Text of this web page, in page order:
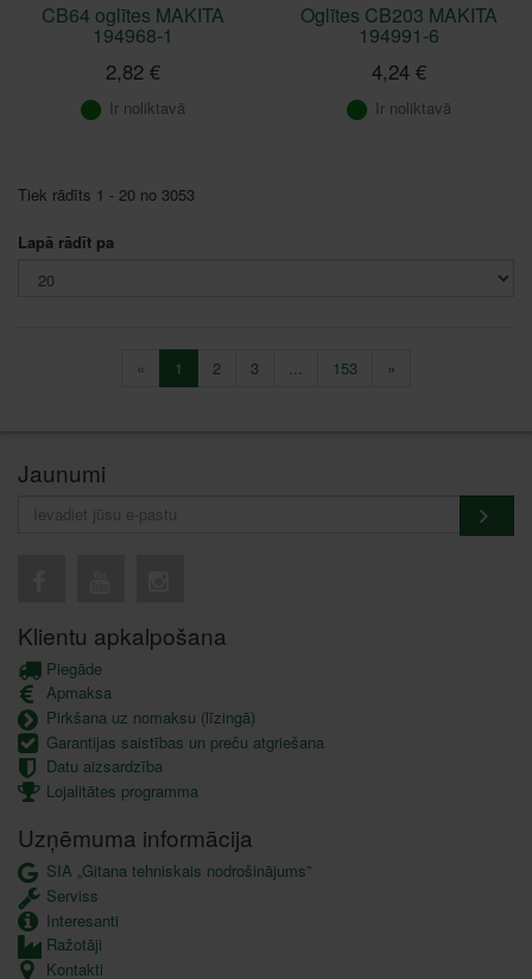
CB64 oglītes MAKITA
194968-1
2,82 €
Ir noliktavā
Oglītes CB203 MAKITA
194991-6
4,24 €
Ir noliktavā
Tiek rādīts 1 - 20 no 3053
Lapā rādīt pa
« 1 2 3 ... 153 »
Jaunumi
Klientu apkalpošana
Piegāde
Apmaksa
Pirkšana uz nomaksu (līzingā)
Garantijas saistības un preču atgriešana
Datu aizsardzība
Lojalitātes programma
Uzņēmuma informācija
SIA „Gitana tehniskais nodrošinājums”
Serviss
Interesanti
Ražotāji
Kontakti